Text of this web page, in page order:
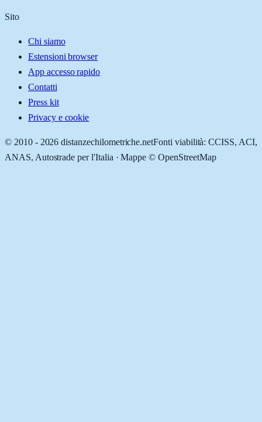
Sito
Chi siamo
Estensioni browser
App accesso rapido
Contatti
Press kit
Privacy e cookie
© 2010 - 2026 distanzechilometriche.netFonti viabilità: CCISS, ACI,
ANAS, Autostrade per l'Italia · Mappe © OpenStreetMap